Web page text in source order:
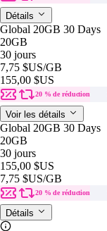
Détails
Global 20GB 30 Days
20GB
30 jours
7,75 $US/GB
155,00 $US
20 % de réduction
Voir les détails
Global 20GB 30 Days
20GB
30 jours
155,00 $US
7,75 $US/GB
20 % de réduction
Détails